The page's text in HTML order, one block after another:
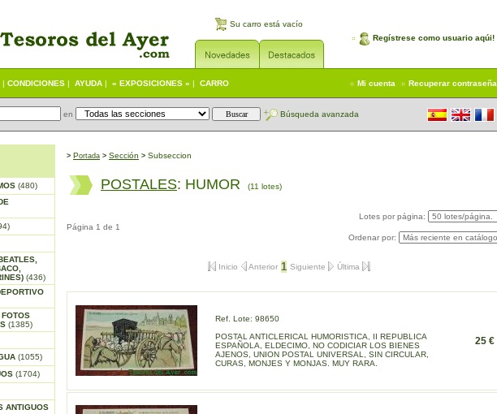
Su carro está vacío
Regístrese como usuario aqúi!
| CONDICIONES | AYUDA | « EXPOSICIONES » | CARRO Mi cuenta Recuperar contraseña
en Búsqueda avanzada
(480)
(436)
(1385)
(1055)
(1704)
ANTIGUOS
> Portada > Sección > Subseccion
POSTALES: HUMOR (11 lotes)
Página 1 de 1
Lotes por página:
Ordenar por:
Inicio Anterior 1 Siguiente Última
Ref. Lote: 98650
POSTAL ANTICLERICAL HUMORISTICA, II REPUBLICA
ESPAÑOLA, ELDECIMO, NO CODICIAR LOS BIENES
AJENOS, UNION POSTAL UNIVERSAL, SIN CIRCULAR,
CURAS, MONJES Y MONJAS. MUY RARA.
25 €